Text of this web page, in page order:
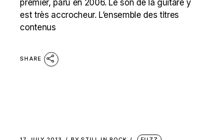
premier, paru en 2006. Le son de la guitare y
est très accrocheur. L’ensemble des titres
contenus
SHARE